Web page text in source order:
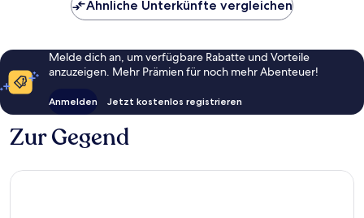
Ähnliche Unterkünfte vergleichen
Melde dich an, um verfügbare Rabatte und Vorteile
anzuzeigen. Mehr Prämien für noch mehr Abenteuer!
Anmelden Jetzt kostenlos registrieren
Zur Gegend